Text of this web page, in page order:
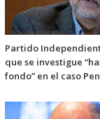
Partido
que se investigue
fondo” en el caso